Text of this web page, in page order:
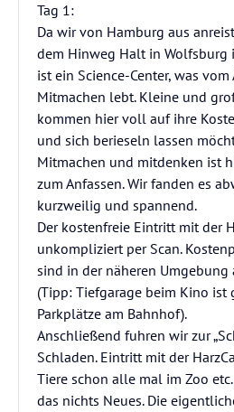
Tag 1:
Da wir von Hamburg aus
dem Hinweg Halt in Wolfsburg
ist ein Science-Center, was
Mitmachen lebt. Kleine und
kommen hier voll auf ihre
und sich berieseln lassen
Mitmachen und mitdenken ist
zum Anfassen. Wir fanden es
kurzweilig und spannend.
Der kostenfreie Eintritt mit der
unkompliziert per Scan.
sind in der näheren Umgebung
(Tipp: Tiefgarage beim Kino ist
Parkplätze am Bahnhof).
Anschließend fuhren wir zur
Schladen. Eintritt mit der
Tiere schon alle mal im Zoo
das nichts Neues. Die